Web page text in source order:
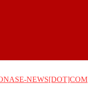
NEWS[DOT]COM